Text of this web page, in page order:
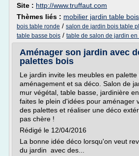
Site : http://www.truffaut.com
Thèmes liés : mobilier jardin table
bois table ronde / salon de jardin bois table
table basse bois / table de salon de jardin en
Aménager son jardin avec
palettes bois
Le jardin invite les meubles en palette
aménagement et sa déco. Salon de
mur végétal, table basse, jardinière
faites le plein d'idées pour aménager
des palettes et réaliser une déco
pas chère !
Rédigé le 12/04/2016
La bonne idée déco lorsqu'on veut
du jardin avec des...